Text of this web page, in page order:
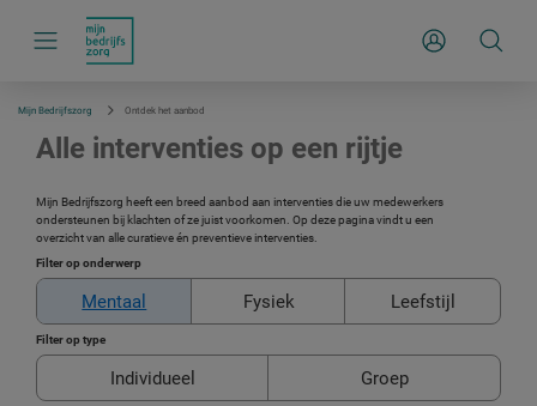
Inloggen
Mijn Bedrijfszorg Ontdek het aanbod
Alle interventies op een rijtje
Mijn Bedrijfszorg heeft een breed aanbod aan interventies die uw medewerkers
ondersteunen bij klachten of ze juist voorkomen. Op deze pagina vindt u een
overzicht van alle curatieve én preventieve interventies.
Filter op onderwerp
Mentaal Fysiek Leefstijl
Filter op type
Individueel Groep